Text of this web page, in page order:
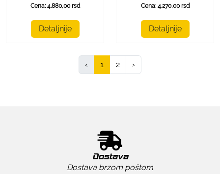
Cena: 4.880,00 rsd
Detaljnije
Cena: 4.270,00 rsd
Detaljnije
‹ 1 2 ›
Dostava
Dostava brzom poštom